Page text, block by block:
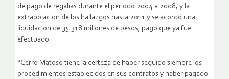
de pago de regalías durante el periodo 2004 a 2008, y la
extrapolación de los hallazgos hasta 2011 y se acordó una
liquidación de 35.318 millones de pesos, pago que ya fue
efectuado.
“Cerro Matoso tiene la certeza de haber seguido siempre los
procedimientos establecidos en sus contratos y haber pagado